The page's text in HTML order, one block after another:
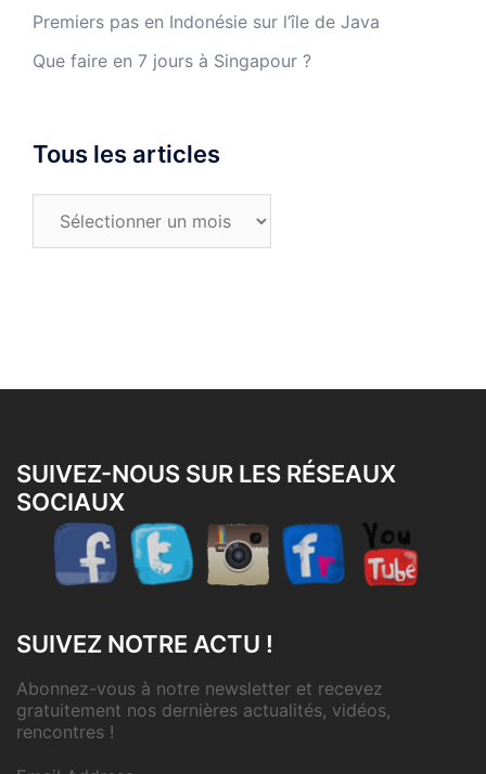
Premiers pas en Indonésie sur l’île de Java
Que faire en 7 jours à Singapour ?
Tous les articles
SUIVEZ-NOUS SUR LES RÉSEAUX
SOCIAUX
SUIVEZ NOTRE ACTU !
Abonnez-vous à notre newsletter et recevez
gratuitement nos dernières actualités, vidéos,
rencontres !